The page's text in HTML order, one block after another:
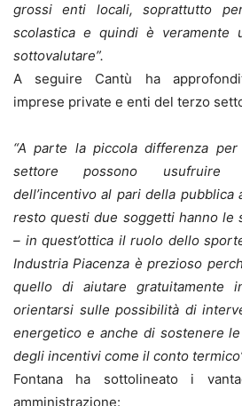
grossi enti locali, soprattutto
scolastica e quindi è veramente
sottovalutare”.
A seguire Cantù ha
imprese private e enti del terzo
“A parte la piccola differenza
settore possono usufruire
dell’incentivo al pari della pubblica
resto questi due soggetti hanno le
– in quest’ottica il ruolo dello
Industria Piacenza è prezioso
quello di aiutare gratuitamente
orientarsi sulle possibilità di
energetico e anche di sostenere
degli incentivi come il conto
Fontana ha sottolineato i
amministrazione: